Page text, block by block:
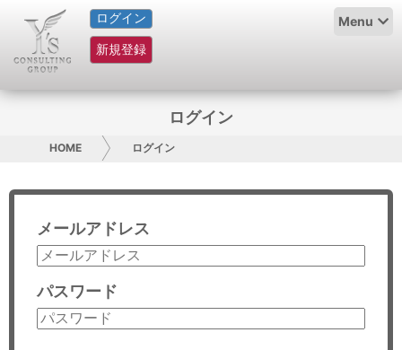
ログイン
新規登録
Menu
HOME
サービス紹介
グループ概要
採用情報
お問い合わせ
コンサルティング
ログイン
HOME ログイン
メールアドレス
パスワード